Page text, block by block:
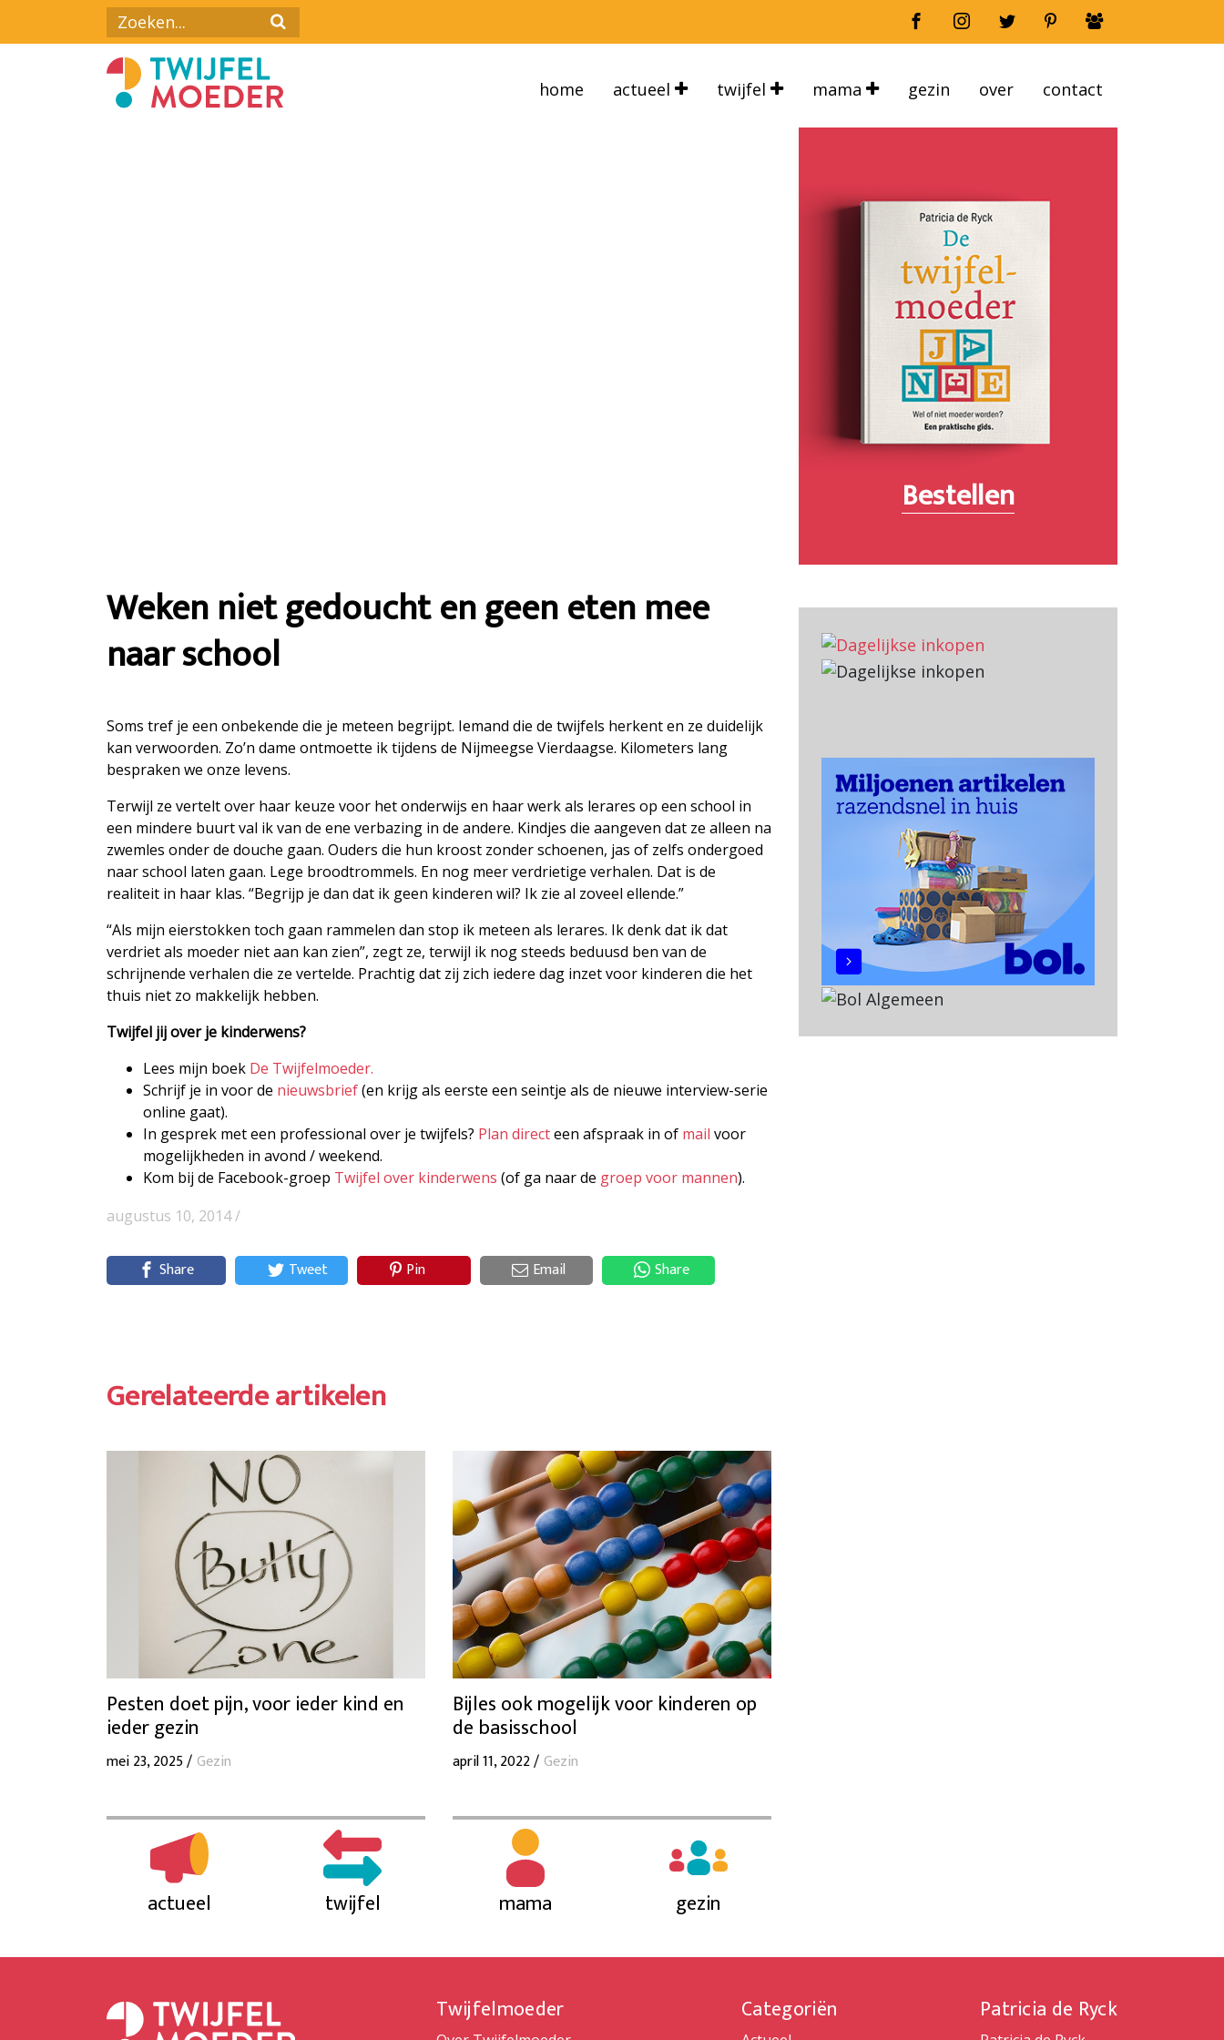
home actueel twijfel mama gezin over contact
Bestellen
Weken niet gedoucht en geen eten mee
naar school
Soms tref je een onbekende die je meteen begrijpt. Iemand die de twijfels herkent en ze duidelijk
kan verwoorden. Zo’n dame ontmoette ik tijdens de Nijmeegse Vierdaagse. Kilometers lang
bespraken we onze levens.
Terwijl ze vertelt over haar keuze voor het onderwijs en haar werk als lerares op een school in
een mindere buurt val ik van de ene verbazing in de andere. Kindjes die aangeven dat ze alleen na
zwemles onder de douche gaan. Ouders die hun kroost zonder schoenen, jas of zelfs ondergoed
naar school laten gaan. Lege broodtrommels. En nog meer verdrietige verhalen. Dat is de
realiteit in haar klas. “Begrijp je dan dat ik geen kinderen wil? Ik zie al zoveel ellende.”
“Als mijn eierstokken toch gaan rammelen dan stop ik meteen als lerares. Ik denk dat ik dat
verdriet als moeder niet aan kan zien”, zegt ze, terwijl ik nog steeds beduusd ben van de
schrijnende verhalen die ze vertelde. Prachtig dat zij zich iedere dag inzet voor kinderen die het
thuis niet zo makkelijk hebben.
Twijfel jij over je kinderwens?
Lees mijn boek De Twijfelmoeder.
Schrijf je in voor de nieuwsbrief(en krijg als eerste een seintje als de nieuwe interview-serie
online gaat).
In gesprek met een professional over je twijfels? Plan directeen afspraak in of mail voor
mogelijkheden in avond / weekend.
Kom bij de Facebook-groep Twijfel over kinderwens (of ga naar de groep voor mannen).
augustus 10, 2014 /
Share Tweet Pin Email Share
Gerelateerde artikelen
Pesten doet pijn, voor ieder kind en
ieder gezin
mei 23, 2025 /Gezin
Bijles ook mogelijk voor kinderen op
de basisschool
april 11, 2022 /Gezin
actueel twijfel mama gezin
Twijfelmoeder Categoriën Patricia de Ryck